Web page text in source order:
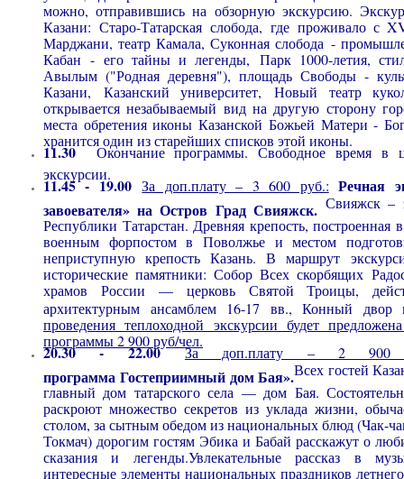
можно, отправившись на обзорную экскурсию.
Казани: Старо-Татарская слобода, где проживало с
Марджани, театр Камала, Суконная слобода -
Кабан - его тайны и легенды, Парк 1000-летия,
Авылым ("Родная деревня"), площадь Свободы -
Казани, Казанский университет, Новый театр
открывается незабываемый вид на другую сторону
места обретения иконы Казанской Божьей Матери -
хранится один из старейших списков этой иконы.
11.30Окончание программы. Свободное время в
экскурсии.
11.45 - 19.00За доп.плату – 3 600 руб.: Речная
завоевателя» на Остров Град Свияжск.Свияжск –
Республики Татарстан. Древняя крепость, построенная
военным форпостом в Поволжье и местом
неприступную крепость Казань. В маршрут
исторические памятники: Собор Всех скорбящих
храмов России — церковь Святой Троицы,
архитектурным ансамблем 16-17 вв., Конный двор
проведения теплоходной экскурсии будет
программы 2 900 руб/чел.
20.30 - 22.00За доп.плату – 2 900
программа Гостеприимный дом Бая».Всех гостей
главный дом татарского села — дом Бая.
раскроют множество секретов из уклада жизни,
столом, за сытным обедом из национальных блюд (Чак-
Токмач) дорогим гостям Эбика и Бабай расскажут о
сказания и легенды.Увлекательные рассказ в
интересные элементы национальных праздников